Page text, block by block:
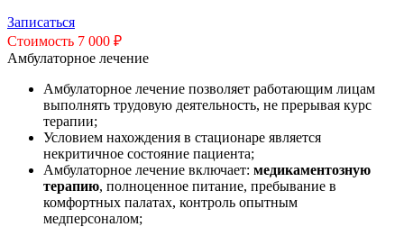
Записаться
Стоимость 7 000 ₽
Амбулаторное лечение
Амбулаторное лечение позволяет работающим лицам
выполнять трудовую деятельность, не прерывая курс
терапии;
Условием нахождения в стационаре является
некритичное состояние пациента;
Амбулаторное лечение включает: медикаментозную
терапию, полноценное питание, пребывание в
комфортных палатах, контроль опытным
медперсоналом;